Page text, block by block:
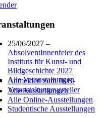
25/06/2027 –
AbsolventInnenfeier des
Instituts für Kunst- und
Bildgeschichte 2027
Alle Veranstaltungen
Anmelden zum IKB-
Veranstaltungsverteiler
Alle Ausstellungen
Alle Online-Ausstellungen
Studentische Ausstellungen